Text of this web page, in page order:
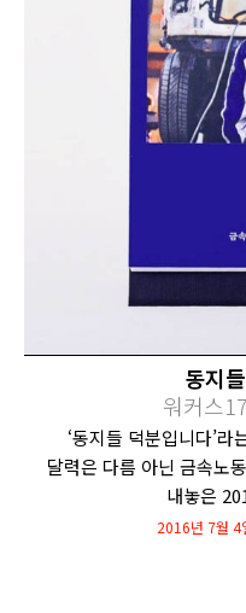
동지
워커스
‘동지들 덕분입니다’
달력은 다름 아닌 금속노
내놓은
2016년 7월 4